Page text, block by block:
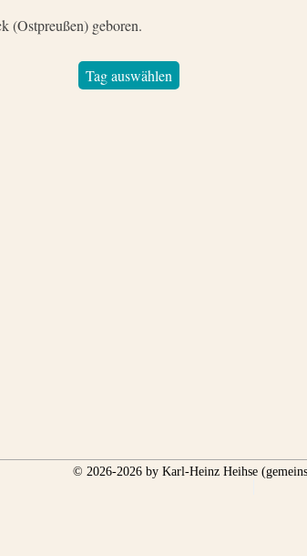
(Ostpreußen) geboren.
Tag auswählen
© 2026-2026 by Karl-Heinz Heihse